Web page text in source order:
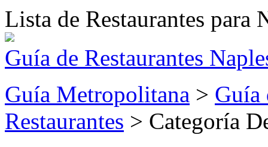
Lista de Restaurantes para
Guía de Restaurantes
Guía Metropolitana > Guía
Restaurantes > Categoría